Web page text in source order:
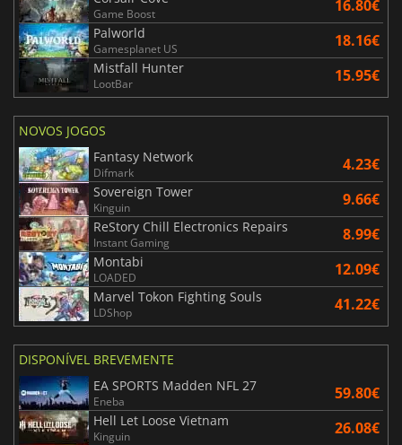
Game Boost 16.80€
Palworld
Gamesplanet US 18.16€
Mistfall Hunter
LootBar 15.95€
NOVOS JOGOS
Fantasy Network
Difmark 4.23€
Sovereign Tower
Kinguin 9.66€
ReStory Chill Electronics Repairs
Instant Gaming 8.99€
Montabi
LOADED 12.09€
Marvel Tokon Fighting Souls
LDShop 41.22€
DISPONÍVEL BREVEMENTE
EA SPORTS Madden NFL 27
Eneba 59.80€
Hell Let Loose Vietnam
Kinguin 26.08€